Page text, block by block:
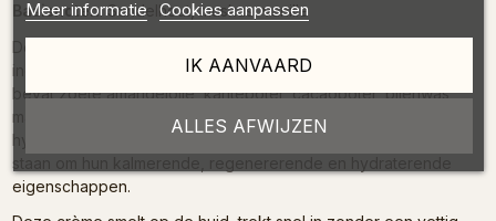
Basisnoten: Sandelhout, muskus, vanille
De verzorgende formule combineert rijke en hydraterende
ingrediënten voor een zachte, soepele en stralende huid. Ze
bevat zoete amandelolie, karitéboter, cacaoboter, bijenwas,
maar ook krachtige actieve bestanddelen zoals vitamine E,
hyaluronzuur (natriumhyaluronaat) en allantoïne, die bekend
staan om hun kalmerende, regenererende en hydraterende
eigenschappen.
Meer informatie Cookies aanpassen
ALLES AFWIJZEN
IK AANVAARD